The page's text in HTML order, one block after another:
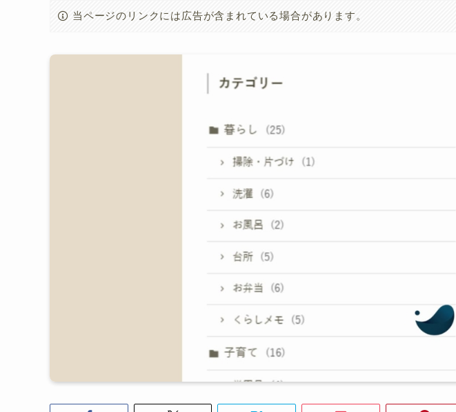
当ページのリンクには広告が含まれている場合があります。